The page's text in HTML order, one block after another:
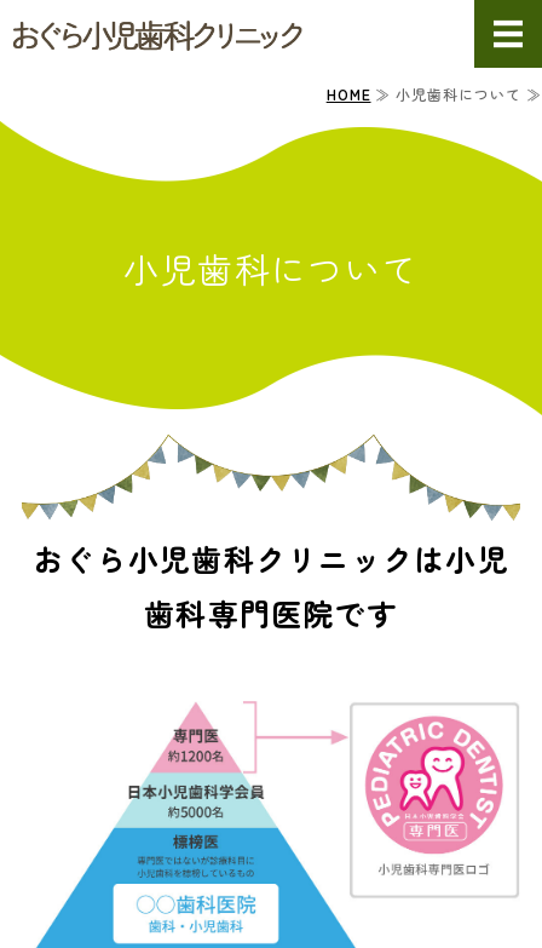
おぐら小児歯
院長・副院長紹介
HOME ≫ 小児歯科について ≫
小児歯科について
おぐら小児歯科クリニックは小児
歯科専門医院です